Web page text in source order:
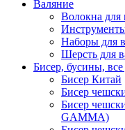
Валяние
Волокна для
Наборы для
Шерсть для
Бисер, бусины,
Бисер Китай
Бисер
Бисер
GAMMA)